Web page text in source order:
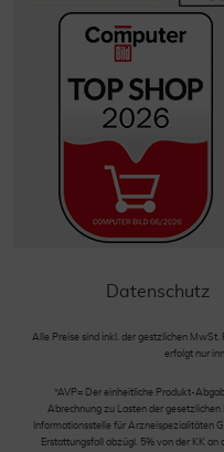
Datenschutz
Alle Preise sind inkl. der gestzlichen
erfolgt nur
*AVP= Der einheitliche Produkt-
Abrechnung zu Lasten der
Informationsstelle für Arzneispezialitäten
Erstattungsfall abzügl. 5% von der KK